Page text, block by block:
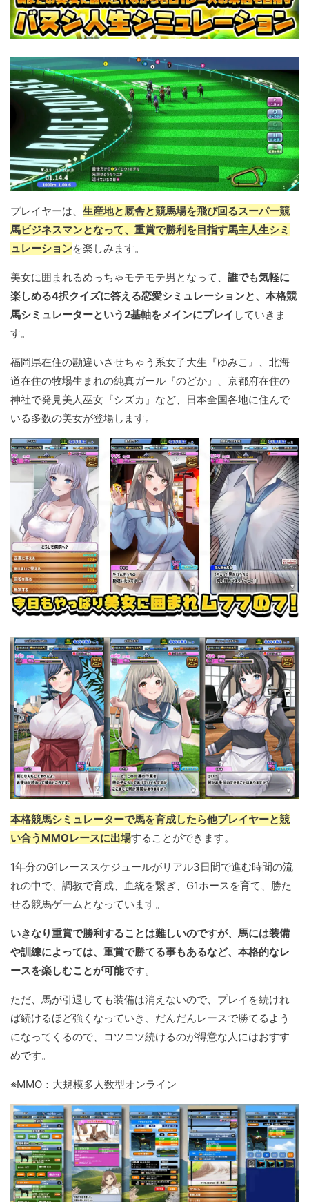
プレイヤーは、 生産地と厩舎と競馬場を飛び回るスーパー競
馬ビジネスマンとなって、重賞で勝利を目指す馬主人生シミ
ュレーションを楽しみます。
美女に囲まれるめっちゃモテモテ男となって、 誰でも気軽に
楽しめる4択クイズに答える恋愛シミュレーションと、本格競
馬シミュレーターという2基軸をメインにプレイ していきま
す。
福岡県在住の勘違いさせちゃう系女子大生『ゆみこ』、北海
道在住の牧場生まれの純真ガール『のどか』、京都府在住の
神社で発見美人巫女『シズカ』など、日本全国各地に住んで
いる多数の美女が登場します。
本格競馬シミュレーターで馬を育成したら他プレイヤーと競
い合うMMOレースに出場することができます。
1年分のG1レーススケジュールがリアル3日間で進む時間の流
れの中で、調教で育成、血統を繋ぎ、G1ホースを育て、勝た
せる競馬ゲームとなっています。
いきなり重賞で勝利することは難しいのですが、馬には装備
や訓練によっては、重賞で勝てる事もあるなど、本格的なレ
ースを楽しむことが可能です。
ただ、馬が引退しても装備は消えないので、プレイを続けれ
ば続けるほど強くなっていき、だんだんレースで勝てるよう
になってくるので、コツコツ続けるのが得意な人にはおすす
めです。
※MMO：大規模多人数型オンライン